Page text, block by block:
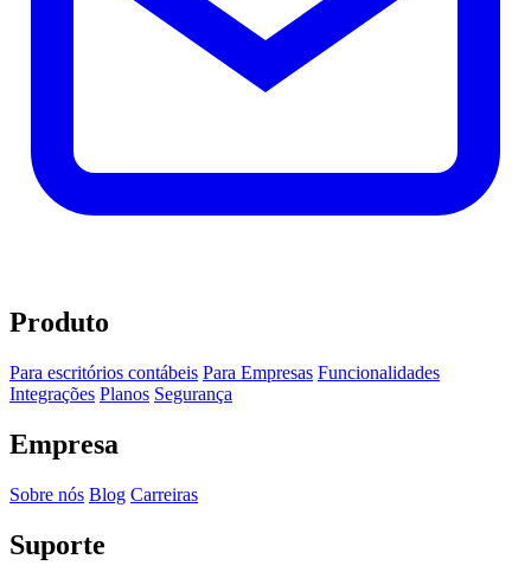
Produto
Para escritórios contábeis Para Empresas Funcionalidades
Integrações Planos Segurança
Empresa
Sobre nós Blog Carreiras
Suporte